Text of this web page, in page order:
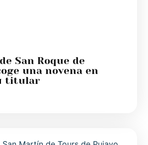
San Roque de
una novena en
titular